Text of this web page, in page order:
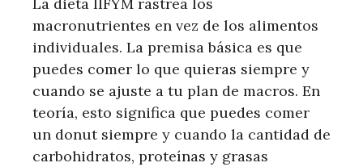
La dieta IIFYM rastrea los
macronutrientes en vez de los alimentos
individuales. La premisa básica es que
puedes comer lo que quieras siempre y
cuando se ajuste a tu plan de macros. En
teoría, esto significa que puedes comer
un donut siempre y cuando la cantidad de
carbohidratos, proteínas y grasas